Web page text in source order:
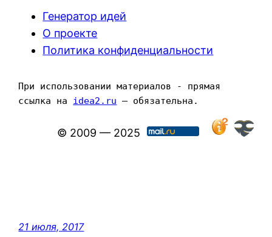
Генератор идей
О проекте
Политика конфиденциальности
При использовании материалов - прямая
ссылка на idea2.ru — обязательна.
© 2009 — 2025
21 июля, 2017